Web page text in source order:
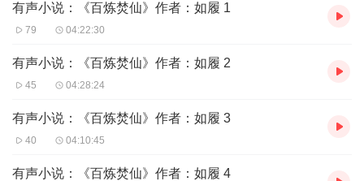
有声小说：《百炼焚仙》作者：如履 1
79 04:22:30
有声小说：《百炼焚仙》作者：如履 2
45 04:28:24
有声小说：《百炼焚仙》作者：如履 3
40 04:10:45
有声小说：《百炼焚仙》作者：如履 4